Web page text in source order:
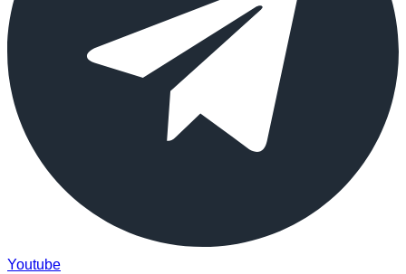
Youtube